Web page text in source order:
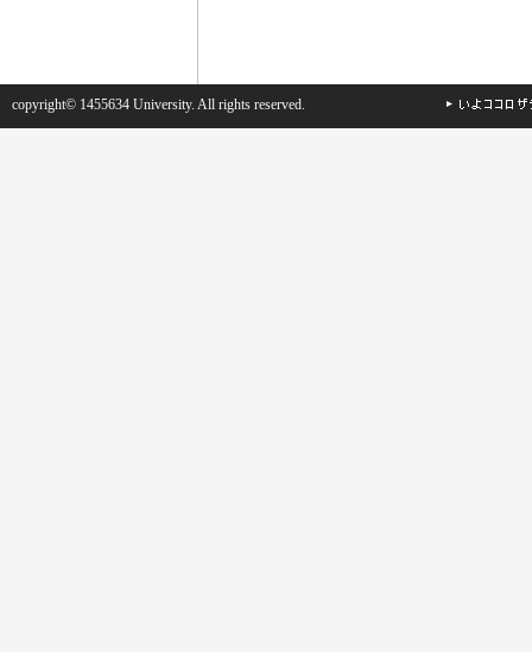
copyright© 1455634 University. All rights reserved.